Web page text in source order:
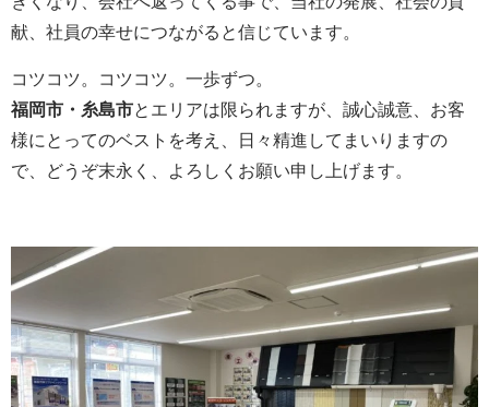
献、社員の幸せにつながると信じています。
コツコツ。コツコツ。一歩ずつ。
福岡市・糸島市とエリアは限られますが、誠心誠意、お客
様にとってのベストを考え、日々精進してまいりますの
で、どうぞ末永く、よろしくお願い申し上げます。